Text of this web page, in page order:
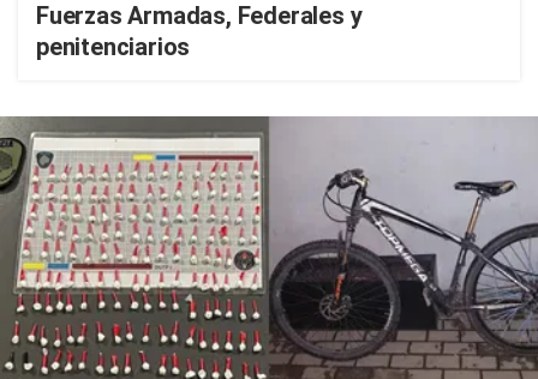
Fuerzas Armadas, Federales y
penitenciarios